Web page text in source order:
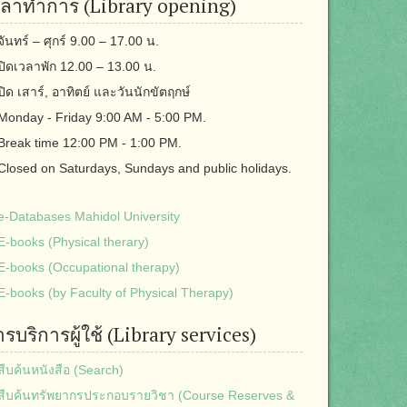
ลาทำการ (Library opening)
นทร์ – ศุกร์ 9.00 – 17.00 น.
ดเวลาพัก 12.00 – 13.00 น.
ด เสาร์, อาทิตย์ และวันนักขัตฤกษ์
- Friday 9:00 AM - 5:00 PM.
time 12:00 PM - 1:00 PM.
on Saturdays, Sundays and public holidays.
Databases Mahidol University
books (Physical therary)
books (Occupational therapy)
books (by Faculty of Physical Therapy)
รบริการผู้ใช้ (Library services)
บค้นหนังสือ (Search)
บค้นทรัพยากรประกอบรายวิชา (Course Reserves &